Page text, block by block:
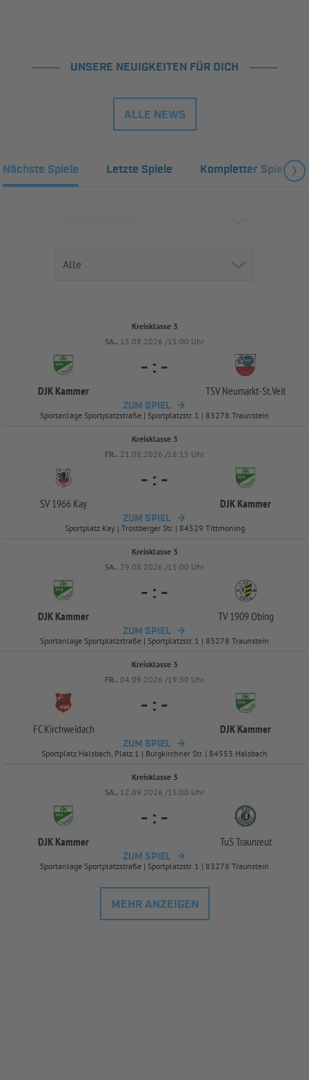
UNSERE NEUIGKEITEN FÜR DICH
ALLE NEWS
Nächste Spiele Letzte Spiele Kompletter Spielplan
Kreisklasse 3
SA.. 15.08.2026 /15:00 Uhr
DJK Kammer
- : -
TSV Neumarkt-St.Veit
ZUM SPIEL
Sportanlage Sportplatzstraße | Sportplatzstr. 1 | 83278 Traunstein
Kreisklasse 3
FR.. 21.08.2026 /18:15 Uhr
SV 1966 Kay
- : -
DJK Kammer
ZUM SPIEL
Sportplatz Kay | Trostberger Str. | 84529 Tittmoning
Kreisklasse 3
SA.. 29.08.2026 /15:00 Uhr
DJK Kammer
- : -
TV 1909 Obing
ZUM SPIEL
Sportanlage Sportplatzstraße | Sportplatzstr. 1 | 83278 Traunstein
Kreisklasse 3
FR.. 04.09.2026 /19:30 Uhr
FC Kirchweidach
- : -
DJK Kammer
ZUM SPIEL
Sportplatz Halsbach, Platz 1 | Burgkirchner Str. | 84553 Halsbach
Kreisklasse 3
SA.. 12.09.2026 /15:00 Uhr
DJK Kammer
- : -
TuS Traunreut
ZUM SPIEL
Sportanlage Sportplatzstraße | Sportplatzstr. 1 | 83278 Traunstein
MEHR ANZEIGEN